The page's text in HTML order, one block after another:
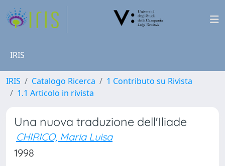
IRIS
IRIS Catalogo Ricerca
1 Contributo su Rivista
1.1 Articolo in rivista
Una nuova traduzione dell'Iliade
CHIRICO, Maria Luisa
1998